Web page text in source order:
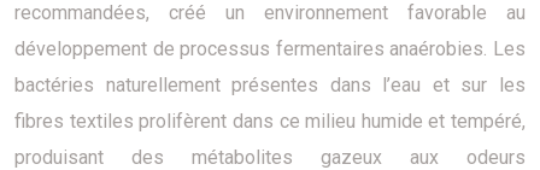
recommandées, créé un environnement favorable au
développement de processus fermentaires anaérobies. Les
bactéries naturellement présentes dans l’eau et sur les
fibres textiles prolifèrent dans ce milieu humide et tempéré,
produisant des métabolites gazeux aux odeurs